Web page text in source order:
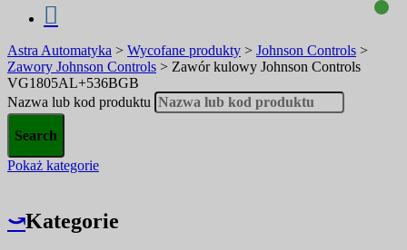
Astra Automatyka > Wycofane produkty > Johnson Controls >
Zawory Johnson Controls > Zawór kulowy Johnson Controls
VG1805AL+536BGB
Nazwa lub kod produktu
Pokaż kategorie
⤻Kategorie